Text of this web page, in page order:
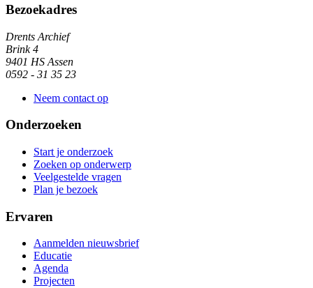
Algemene informatie
Bezoekadres
Drents Archief
Brink 4
9401 HS Assen
0592 - 31 35 23
Neem contact op
Onderzoeken
Start je onderzoek
Zoeken op onderwerp
Veelgestelde vragen
Plan je bezoek
Ervaren
Aanmelden nieuwsbrief
Educatie
Agenda
Projecten